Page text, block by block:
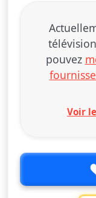
pouvez
Voir